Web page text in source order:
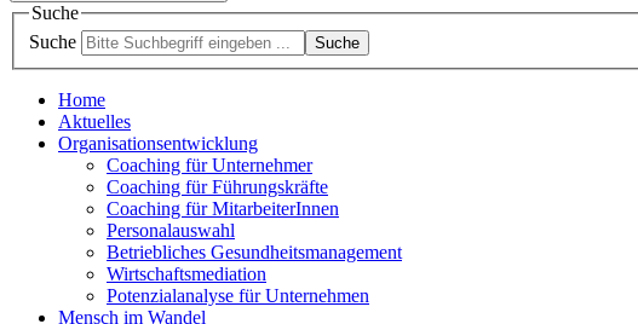
Suche
Suche
Suche
Home
Aktuelles
Organisationsentwicklung
Coaching für Unternehmer
Coaching für Führungskräfte
Coaching für MitarbeiterInnen
Personalauswahl
Betriebliches Gesundheitsmanagement
Wirtschaftsmediation
Potenzialanalyse für Unternehmen
Mensch im Wandel